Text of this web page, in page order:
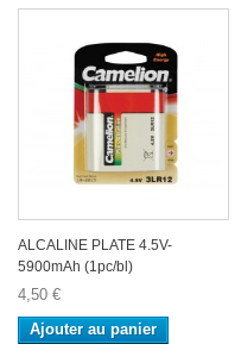
ALCALINE PLATE 4.5V-
5900mAh (1pc/bl)
4,50 €
Ajouter au panier